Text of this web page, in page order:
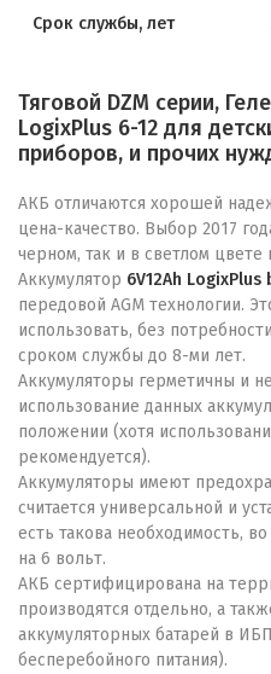
Срок службы, лет
Тяговой DZM серии,
LogixPlus 6-12 для
приборов, и прочих
АКБ отличаются хорошей
цена-качество. Выбор 2017
черном, так и в светлом цвете
Аккумулятор 6V12Ah LogixPlus
передовой AGM технологии.
использовать, без
сроком службы до 8-ми лет.
Аккумуляторы герметичны и
использование данных
положении (хотя
рекомендуется).
Аккумуляторы имеют
считается универсальной и
есть такова необходимость,
на 6 вольт.
АКБ сертифицирована на
производятся отдельно, а
аккумуляторных батарей в
бесперебойного питания).